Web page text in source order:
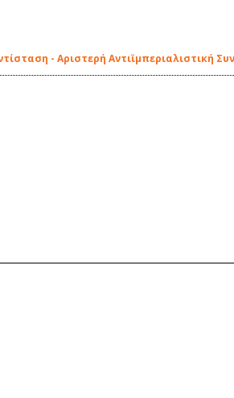
- Αριστερή Αντιϊμπεριαλιστική